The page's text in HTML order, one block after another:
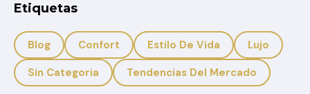
Etiquetas
Blog Confort Estilo De Vida
Lujo
Sin Categoria
Tendencias Del Mercado